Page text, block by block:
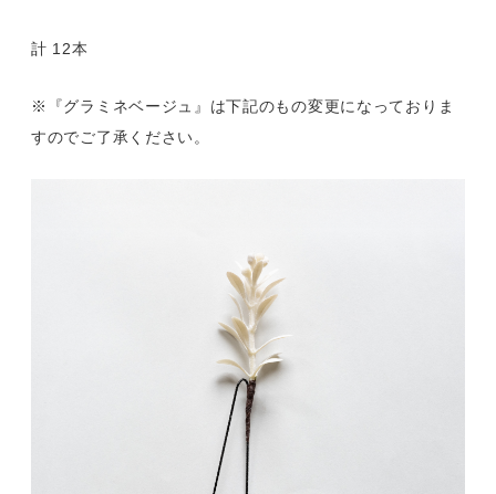
計 12本
※『グラミネベージュ』は下記のもの変更になっておりま
すのでご了承ください。